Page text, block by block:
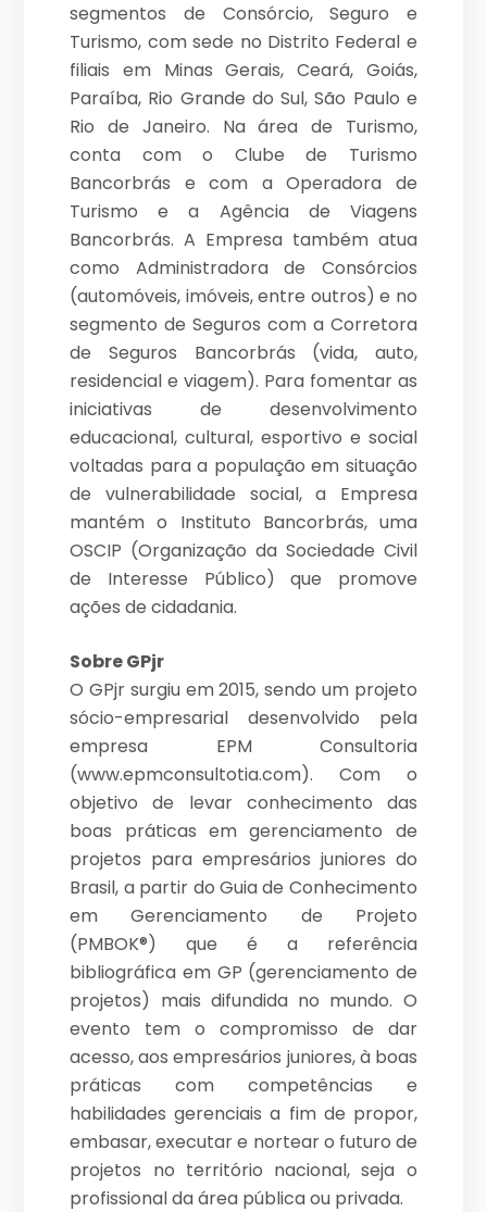
segmentos de Consórcio, Seguro e
Turismo, com sede no Distrito Federal e
filiais em Minas Gerais, Ceará, Goiás,
Paraíba, Rio Grande do Sul, São Paulo e
Rio de Janeiro. Na área de Turismo,
conta com o Clube de Turismo
Bancorbrás e com a Operadora de
Turismo e a Agência de Viagens
Bancorbrás. A Empresa também atua
como Administradora de Consórcios
(automóveis, imóveis, entre outros) e no
segmento de Seguros com a Corretora
de Seguros Bancorbrás (vida, auto,
residencial e viagem). Para fomentar as
iniciativas de desenvolvimento
educacional, cultural, esportivo e social
voltadas para a população em situação
de vulnerabilidade social, a Empresa
mantém o Instituto Bancorbrás, uma
OSCIP (Organização da Sociedade Civil
de Interesse Público) que promove
ações de cidadania.
Sobre GPjr
O GPjr surgiu em 2015, sendo um projeto
sócio-empresarial desenvolvido pela
empresa EPM Consultoria
(www.epmconsultotia.com). Com o
objetivo de levar conhecimento das
boas práticas em gerenciamento de
projetos para empresários juniores do
Brasil, a partir do Guia de Conhecimento
em Gerenciamento de Projeto
(PMBOK®) que é a referência
bibliográfica em GP (gerenciamento de
projetos) mais difundida no mundo. O
evento tem o compromisso de dar
acesso, aos empresários juniores, à boas
práticas com competências e
habilidades gerenciais a fim de propor,
embasar, executar e nortear o futuro de
projetos no território nacional, seja o
profissional da área pública ou privada.